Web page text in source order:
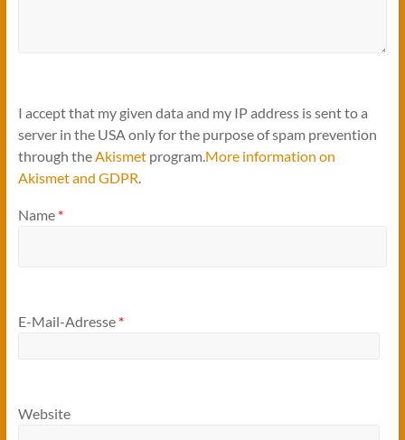
I accept that my given data and my IP address is sent to a
server in the USA only for the purpose of spam prevention
through the Akismetprogram. More information on
Akismet and GDPR
Name *
E-Mail-Adresse *
Website